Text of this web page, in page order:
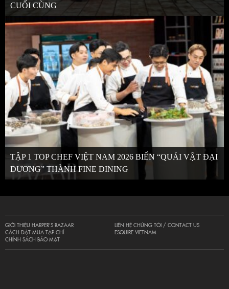
CUỐI CÙNG
TẬP 1 TOP CHEF VIỆT NAM 2026 BIẾN “QUÁI VẬT ĐẠI
DƯƠNG” THÀNH FINE DINING
GIỚI THIỆU HARPER’S BAZAAR
CÁCH ĐẶT MUA TẠP CHÍ
CHÍNH SÁCH BẢO MẬT
LIÊN HỆ CHÚNG TÔI / CONTACT US
ESQUIRE VIETNAM